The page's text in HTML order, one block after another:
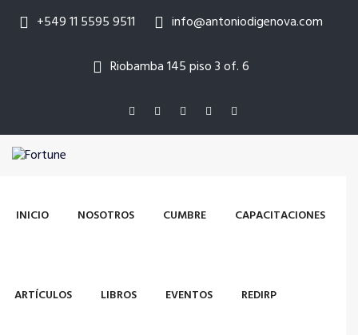
+549 11 5595 9511 info@antoniodigenova.com
Riobamba 145 piso 3 of. 6
INICIO NOSOTROS CUMBRE CAPACITACIONES
ARTÍCULOS LIBROS EVENTOS REDIRP